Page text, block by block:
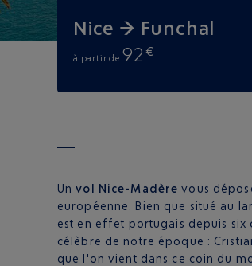
Nice → Funchal
à partir de 92€
Unvol Nice-Madère vous
européenne. Bien que situé au
est en effet portugais depuis six
célèbre de notre époque :
que l'on vient dans ce coin du